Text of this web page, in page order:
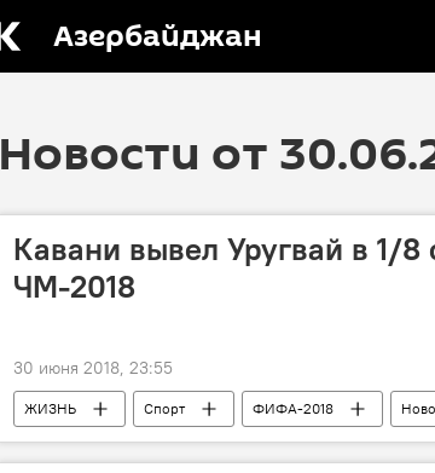
Азербайджан
Новости от
Кавани вывел Уругвай в 1/8
ЧМ-2018
30 июня 2018, 23:55
ЖИЗНЬ Спорт ФИФА-2018
Россия